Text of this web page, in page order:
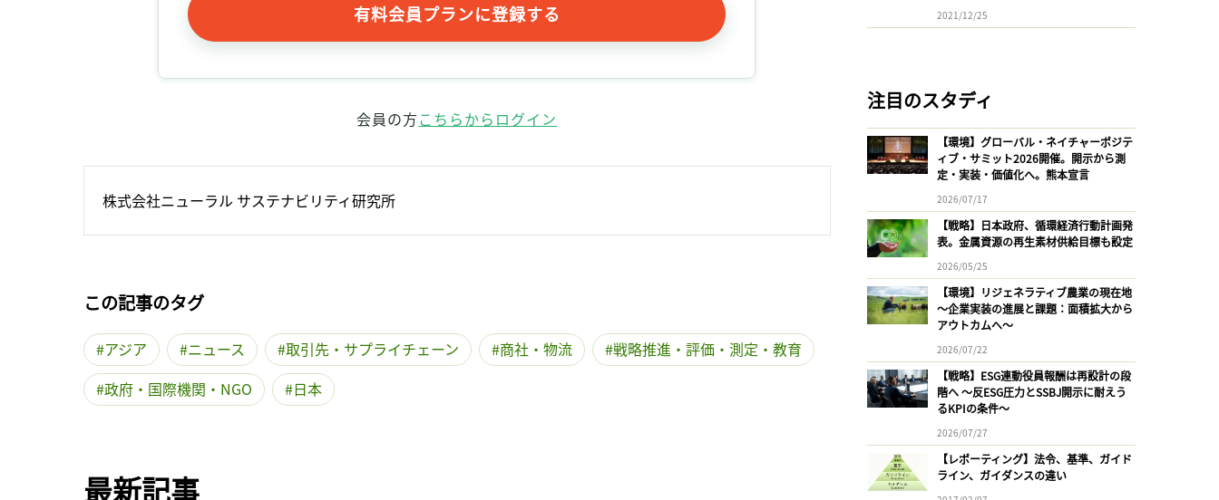
有料会員プランに登録する
会員の方こちらからログイン
株式会社ニューラル サステナビリティ研究所
この記事のタグ
アジア ニュース 取引先・サプライチェーン 商社・物流
戦略推進・評価・測定・教育
政府・国際機関・NGO
日本
最新記事
2021/12/25
注目のスタディ
【環境】グローバル・ネイチャーポジテ
ィブ・サミット2026開催。開示から測
定・実装・価値化へ。熊本宣言
2026/07/17
【戦略】日本政府、循環経済行動計画発
表。金属資源の再生素材供給目標も設定
2026/05/25
【環境】リジェネラティブ農業の現在地
〜企業実装の進展と課題：面積拡大から
アウトカムへ〜
2026/07/22
【戦略】ESG連動役員報酬は再設計の段
階へ 〜反ESG圧力とSSBJ開示に耐えう
るKPIの条件〜
2026/07/27
【レポーティング】法令、基準、ガイド
ライン、ガイダンスの違い